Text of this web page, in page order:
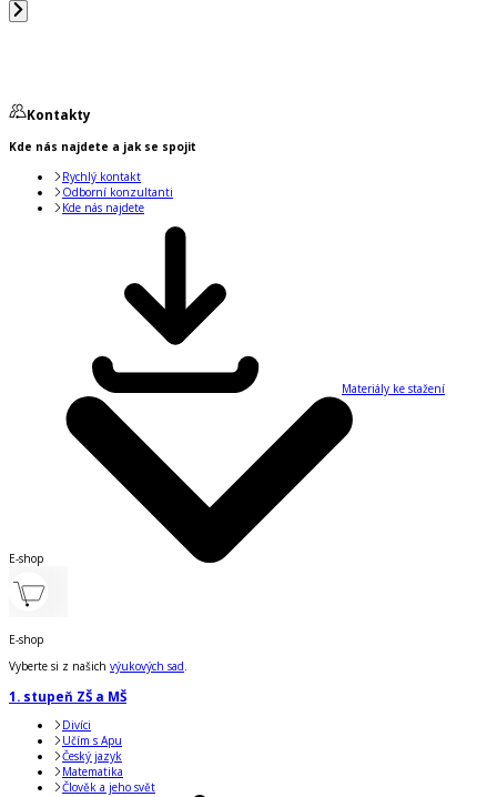
Kontakty
Kde nás najdete a jak se spojit
Rychlý kontakt
Odborní konzultanti
Kde nás najdete
Materiály ke stažení
E-shop
E-shop
Vyberte si z našich výukových sad.
1. stupeň ZŠ a MŠ
Divíci
Učím s Apu
Český jazyk
Matematika
Člověk a jeho svět